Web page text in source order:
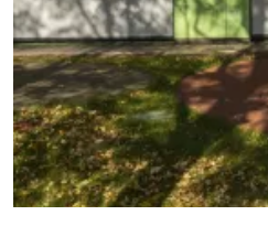
ZOBACZ